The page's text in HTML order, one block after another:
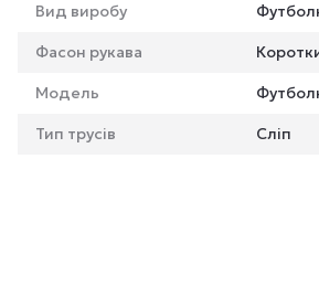
Вид виробу
Фасон рукава
Мoдель
Тип трусів Сліп